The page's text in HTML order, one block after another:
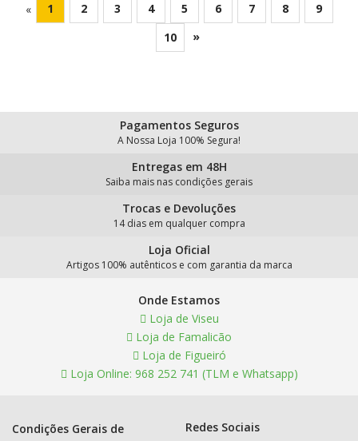
« 1 2 3 4 5 6 7 8
9
10
»
Pagamentos Seguros
A Nossa Loja 100% Segura!
Entregas em 48H
Saiba mais nas condições gerais
Trocas e Devoluções
14 dias em qualquer compra
Loja Oficial
Artigos 100% autênticos e com garantia da marca
Onde Estamos
Loja de Viseu
Loja de Famalicão
Loja de Figueiró
Loja Online: 968 252 741 (TLM e Whatsapp)
Condições Gerais de Redes Sociais